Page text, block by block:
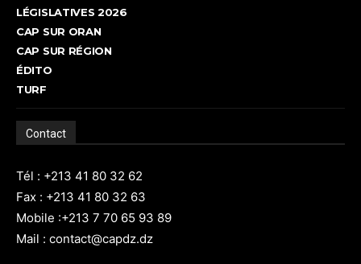
LÉGISLATIVES 2026
CAP SUR ORAN
CAP SUR RÉGION
ÉDITO
TURF
Contact
Tél : +213 41 80 32 62
Fax : +213 41 80 32 63
Mobile :+213 7 70 65 93 89
Mail : contact@capdz.dz